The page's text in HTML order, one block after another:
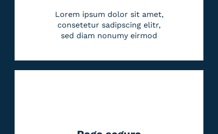
Lorem ipsum dolor sit amet,
consetetur sadipscing elitr,
sed diam nonumy eirmod